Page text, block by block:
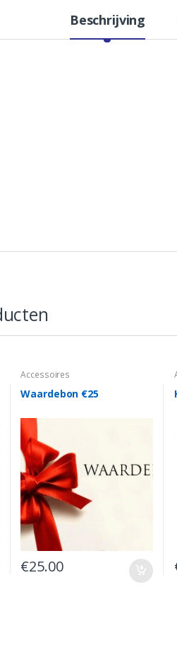
Beschrijving
Accessoires
Waardebon €25
€25.00